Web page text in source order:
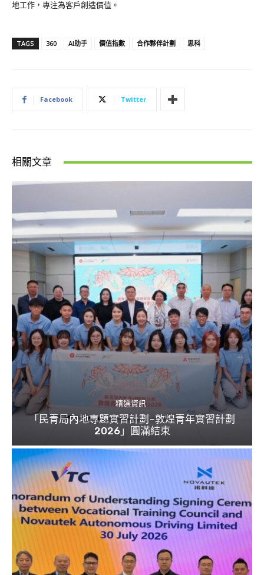
地工作，專注為客戶創造價值。
TAGS 360 AI助手 價值指數 合作夥伴計劃 思科
Facebook Twitter
相關文章
精選資訊
「民青局內地專題實習計劃–敦煌青年實習計劃
2026」圓滿結束